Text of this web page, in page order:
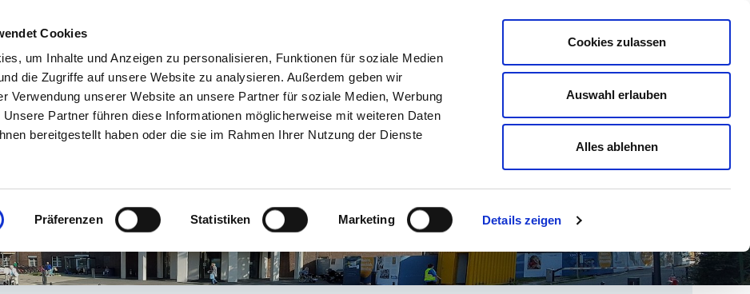
Cookies
um Inhalte und Anzeigen zu personalisieren, Funktionen für soziale Medien
die Zugriffe auf unsere Website zu analysieren. Außerdem geben wir
Verwendung unserer Website an unsere Partner für soziale Medien, Werbung
Unsere Partner führen diese Informationen möglicherweise mit weiteren Daten
bereitgestellt haben oder die sie im Rahmen Ihrer Nutzung der Dienste
Präferenzen Statistiken Marketing Details zeigen
Cookies zulassen
Auswahl erlauben
Alles ablehnen
Leichte Sprache Kontrast
PATIENT & BESUCHER KRANKENHÄUSER & KLINIKEN KARRIERE & AUSBILDUNG GESUNDHEIT NORD Suche